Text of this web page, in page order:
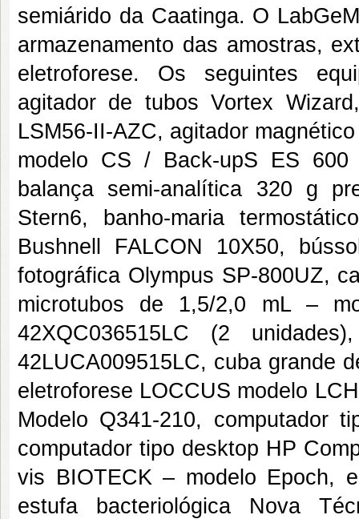
semiárido da Caatinga. O
armazenamento das amostras,
eletroforese. Os seguintes
agitador de tubos Vortex
LSM56-II-AZC, agitador
modelo CS / Back-upS ES 600
balança semi-analítica 320 g
Stern6, banho-maria
Bushnell FALCON 10X50,
fotográfica Olympus SP-800UZ,
microtubos de 1,5/2,0 mL –
42XQC036515LC (2
42LUCA009515LC, cuba grande
eletroforese LOCCUS modelo
Modelo Q341-210, computador
computador tipo desktop HP
vis BIOTECK – modelo Epoch,
estufa bacteriológica Nova